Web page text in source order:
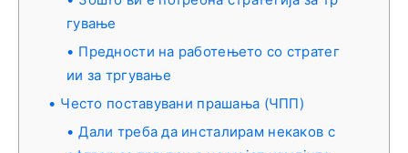
гување
Предности на работењето со стратег
ии за тргување
Често поставувани прашања (ЧПП)
Дали треба да инсталирам некаков с